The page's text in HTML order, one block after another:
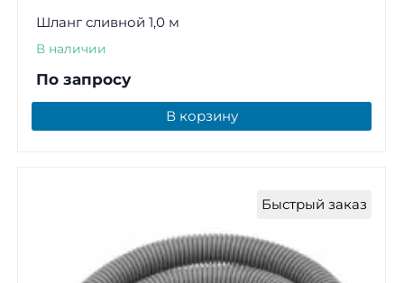
Шланг сливной 1,0 м
В наличии
По запросу
В корзину
Быстрый заказ